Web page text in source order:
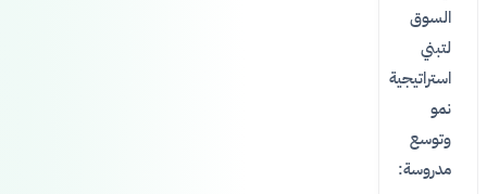
السوق
لتبني
استراتيجية
نمو
وتوسع
مدروسة: